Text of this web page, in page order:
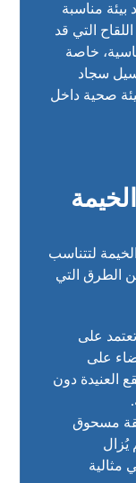
بيئة مناسبة
التي قد
خاصة
سجاد
صحية داخل
لتتناسب
الطرق التي
على
على
العنيدة دون
مسحوق
مثالية